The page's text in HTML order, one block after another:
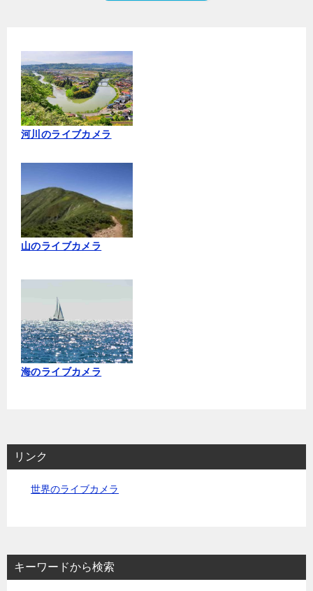
河川のライブカメラ
山のライブカメラ
海のライブカメラ
リンク
世界のライブカメラ
キーワードから検索